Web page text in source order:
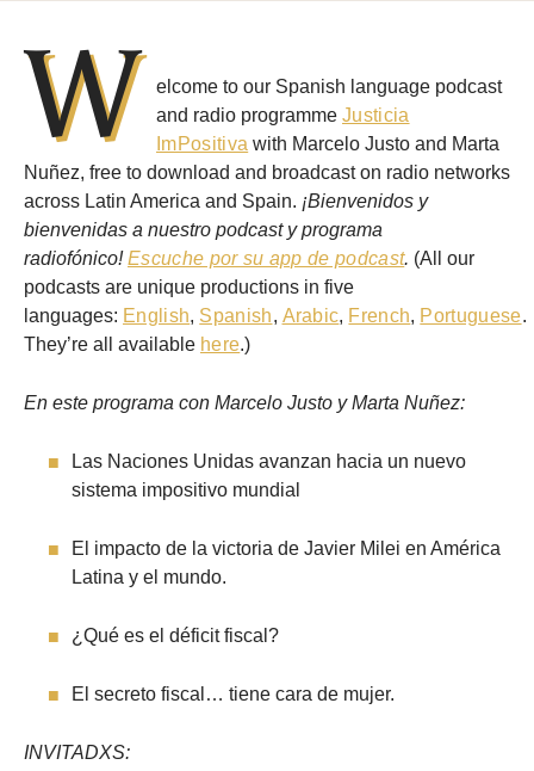
W
elcome to our Spanish language podcast
and radio programme Justicia
ImPositiva with Marcelo Justo and Marta
Nuñez, free to download and broadcast on radio networks
across Latin America and Spain. ¡Bienvenidos y
bienvenidas a nuestro podcast y programa
radiofónico!Escuche por su app de podcast. (All our
podcasts are unique productions in five
languages: English, Spanish, Arabic, French, Portuguese.
They’re all available here.)
En este programa con Marcelo Justo y Marta Nuñez:
Las Naciones Unidas avanzan hacia un nuevo
sistema impositivo mundial
El impacto de la victoria de Javier Milei en América
Latina y el mundo.
¿Qué es el déficit fiscal?
El secreto fiscal… tiene cara de mujer.
INVITADXS: